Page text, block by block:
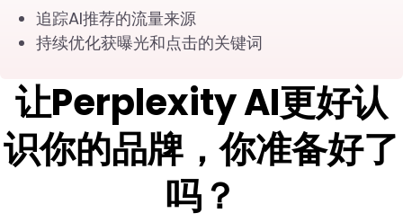
追踪AI推荐的流量来源
持续优化获曝光和点击的关键词
让Perplexity AI更好认
识你的品牌，你准备好了
吗？